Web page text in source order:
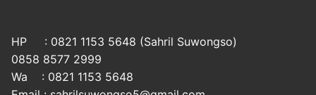
HP : 0821 1153 5648 (Sahril Suwongso)
0858 8577 2999
Wa : 0821 1153 5648